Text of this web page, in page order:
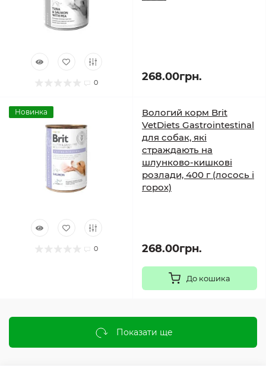
0 268.00грн.
Новинка
0
Вологий корм Brit
VetDiets Gastrointestinal
для собак, які
страждають на
шлунково-кишкові
розлади, 400 г (лосось і
горох)
268.00грн.
До кошика
Показати ще